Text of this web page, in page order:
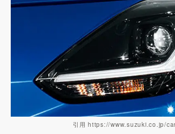
引用 https://www.suzuki.co.jp/